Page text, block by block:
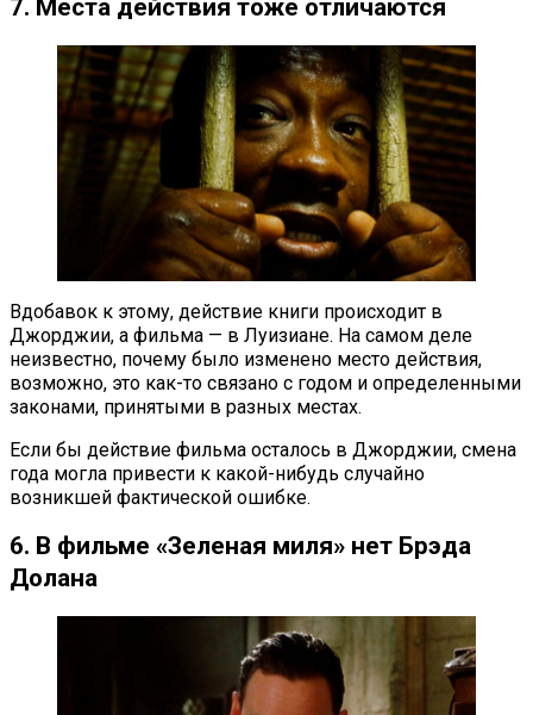
7. Места действия тоже отличаются
Вдобавок к этому, действие книги происходит в
Джорджии, а фильма — в Луизиане. На самом деле
неизвестно, почему было изменено место действия,
возможно, это как-то связано с годом и определенными
законами, принятыми в разных местах.
Если бы действие фильма осталось в Джорджии, смена
года могла привести к какой-нибудь случайно
возникшей фактической ошибке.
6. В фильме «Зеленая миля» нет Брэда
Долана